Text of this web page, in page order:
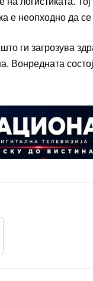
е неопходно да
ги загрозува
Вонредната